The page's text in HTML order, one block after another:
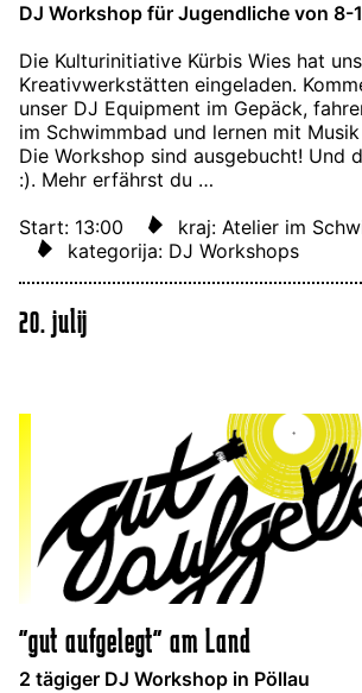
DJ Workshop für Jugendliche von 8-
Die Kulturinitiative Kürbis Wies hat
Kreativwerkstätten eingeladen.
unser DJ Equipment im Gepäck,
im Schwimmbad und lernen mit
Die Workshop sind ausgebucht! Und
:). Mehr erfährst du …
Start: 13:00
kraj: Atelier im
kategorija: DJ Workshops
20. julij
"gut aufgelegt" am Land
2 tägiger DJ Workshop in Pöllau